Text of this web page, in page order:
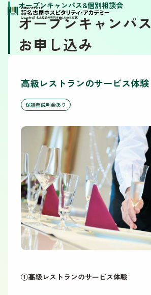
オープンキャンパス&個別相談会
オープンキャンパス
お申し込み
高級レストランのサービス体験
保護者説明会あり
①高級レストランのサービス体験